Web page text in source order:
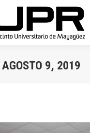
AGOSTO 9, 2019